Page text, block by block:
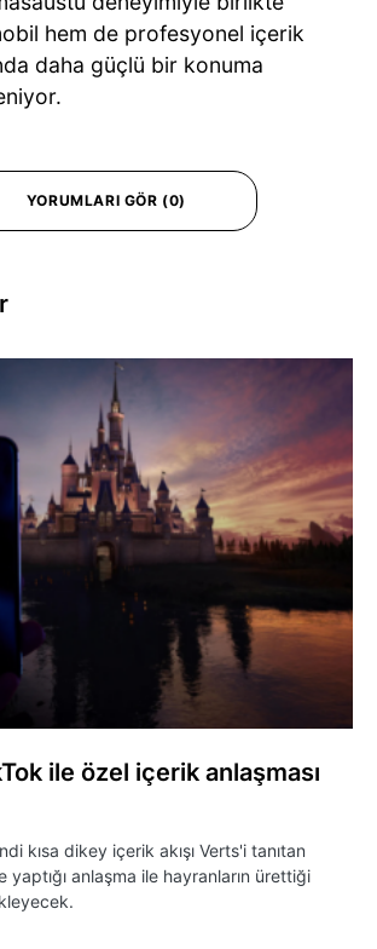
hem de profesyonel içerik
daha güçlü bir konuma
YORUMLARI GÖR (0)
ile özel içerik anlaşması
kısa dikey içerik akışı Verts'i tanıtan
yaptığı anlaşma ile hayranların ürettiği